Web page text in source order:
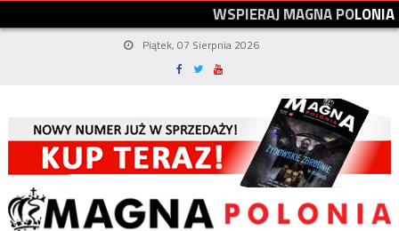
WSPIERAJMAGNAPOLONIA
Piątek, 07 Sierpnia 2026